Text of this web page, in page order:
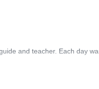
and teacher. Each day